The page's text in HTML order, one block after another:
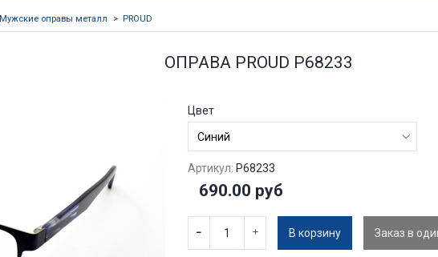
Мужские оправы металл PROUD
ОПРАВА PROUD P68233
Цвет
Артикул: P68233
690.00 руб
В корзину Заказ в